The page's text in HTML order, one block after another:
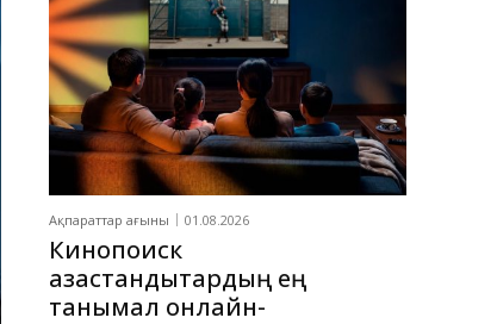
Ақпараттар ағыны 01.08.2026
Кинопоиск
қазақстандықтардың ең
танымал онлайн-